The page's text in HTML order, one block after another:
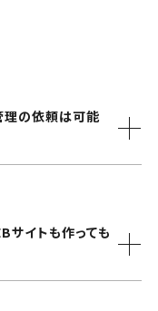
理の依頼は可能
サイトも作っても